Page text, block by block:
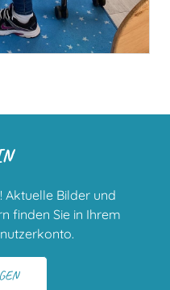
Aktuelle Bilder und
finden Sie in Ihrem